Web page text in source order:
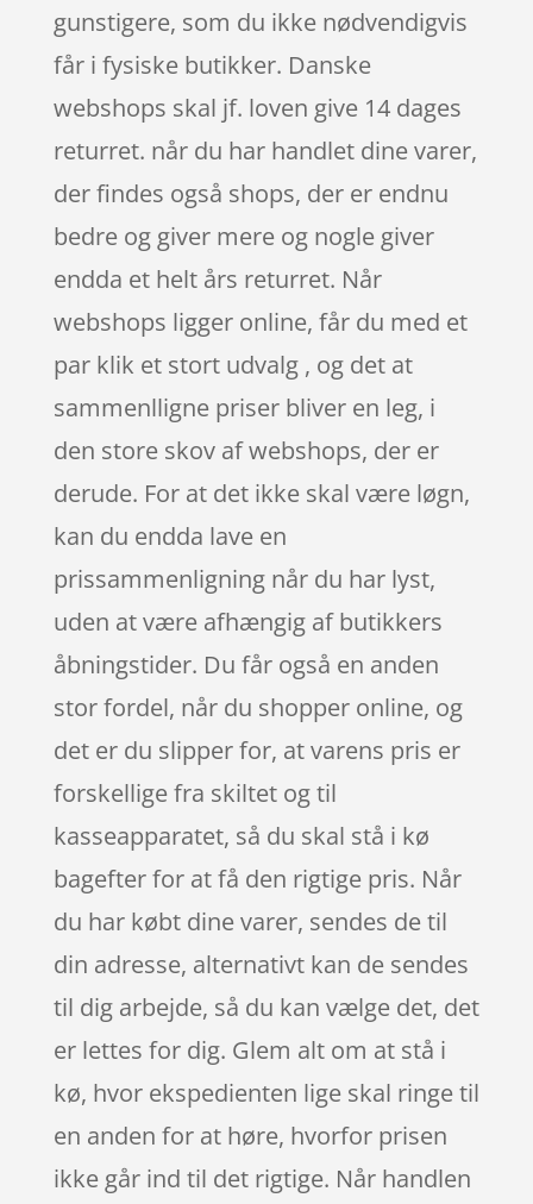
gunstigere, som du ikke nødvendigvis
får i fysiske butikker. Danske
webshops skal jf. loven give 14 dages
returret. når du har handlet dine varer,
der findes også shops, der er endnu
bedre og giver mere og nogle giver
endda et helt års returret. Når
webshops ligger online, får du med et
par klik et stort udvalg , og det at
sammenlligne priser bliver en leg, i
den store skov af webshops, der er
derude. For at det ikke skal være løgn,
kan du endda lave en
prissammenligning når du har lyst,
uden at være afhængig af butikkers
åbningstider. Du får også en anden
stor fordel, når du shopper online, og
det er du slipper for, at varens pris er
forskellige fra skiltet og til
kasseapparatet, så du skal stå i kø
bagefter for at få den rigtige pris. Når
du har købt dine varer, sendes de til
din adresse, alternativt kan de sendes
til dig arbejde, så du kan vælge det, det
er lettes for dig. Glem alt om at stå i
kø, hvor ekspedienten lige skal ringe til
en anden for at høre, hvorfor prisen
ikke går ind til det rigtige. Når handlen